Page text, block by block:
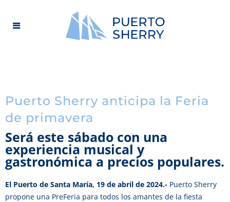
Puerto Sherry anticipa la Feria
de primavera
Será este sábado con una
experiencia musical y
gastronómica a precios populares.
El Puerto de Santa María, 19 de abril de 2024.- Puerto Sherry
propone una PreFeria para todos los amantes de la fiesta